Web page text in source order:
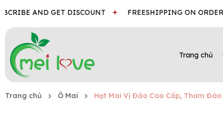
AND GET DISCOUNT FREESHIPPING ON ORDER
Trang chủ
Trang chủ Ô Mai Hạt Mai Vị Đào Cao Cấp, Thơm